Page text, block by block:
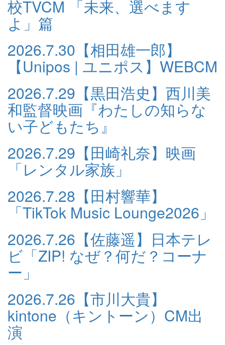
校TVCM 「未来、選べます
よ」篇
2026.7.30 【相田雄一郎】
【Unipos | ユニポス】WEBCM
2026.7.29 【黒田浩史】西川美
和監督映画『わたしの知らな
い子どもたち』
2026.7.29 【田崎礼奈】映画
「レンタル家族」
2026.7.28 【田村響華】
「TikTok Music Lounge2026」
2026.7.26 【佐藤遥】日本テレ
ビ「ZIP! なぜ？何だ？コーナ
ー」
2026.7.26 【市川大貴】
kintone（キントーン）CM出
演